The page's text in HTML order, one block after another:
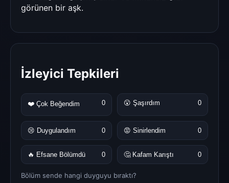
görünen bir aşk.
İzleyici Tepkileri
❤️ Çok Beğendim 0 😮 Şaşırdım 0
😢 Duygulandım 0 😡 Sinirlendim 0
🔥 Efsane Bölümdü 0 🤔 Kafam Karıştı 0
Bölüm sende hangi duyguyu bıraktı?